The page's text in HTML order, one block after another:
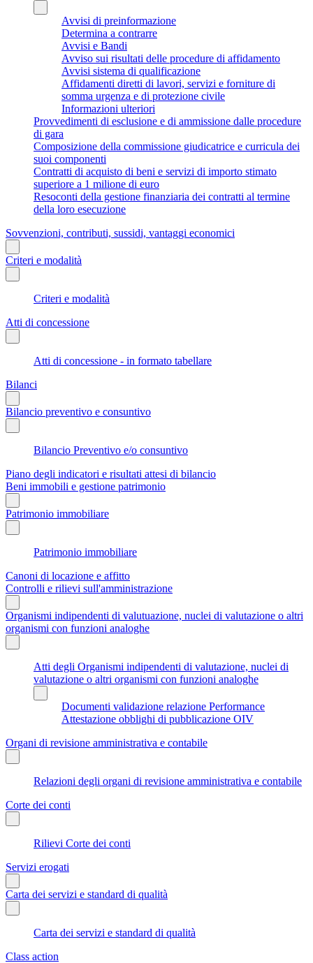
Avvisi di preinformazione
Determina a contrarre
Avvisi e Bandi
Avviso sui risultati delle procedure di affidamento
Avvisi sistema di qualificazione
Affidamenti diretti di lavori, servizi e forniture di
somma urgenza e di protezione civile
Informazioni ulteriori
Provvedimenti di esclusione e di ammissione dalle procedure
di gara
Composizione della commissione giudicatrice e curricula dei
suoi componenti
Contratti di acquisto di beni e servizi di importo stimato
superiore a 1 milione di euro
Resoconti della gestione finanziaria dei contratti al termine
della loro esecuzione
Sovvenzioni, contributi, sussidi, vantaggi economici
Criteri e modalità
Criteri e modalità
Atti di concessione
Atti di concessione - in formato tabellare
Bilanci
Bilancio preventivo e consuntivo
Bilancio Preventivo e/o consuntivo
Piano degli indicatori e risultati attesi di bilancio
Beni immobili e gestione patrimonio
Patrimonio immobiliare
Patrimonio immobiliare
Canoni di locazione e affitto
Controlli e rilievi sull'amministrazione
Organismi indipendenti di valutuazione, nuclei di valutazione o altri
organismi con funzioni analoghe
Atti degli Organismi indipendenti di valutazione, nuclei di
valutazione o altri organismi con funzioni analoghe
Documenti validazione relazione Performance
Attestazione obblighi di pubblicazione OIV
Organi di revisione amministrativa e contabile
Relazioni degli organi di revisione amministrativa e contabile
Corte dei conti
Rilievi Corte dei conti
Servizi erogati
Carta dei servizi e standard di qualità
Carta dei servizi e standard di qualità
Class action